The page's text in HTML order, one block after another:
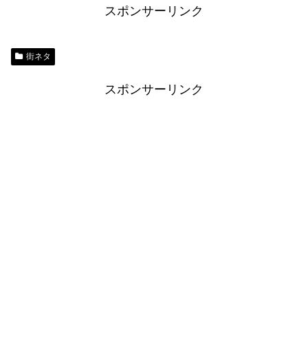
スポンサーリンク
街ネタ
スポンサーリンク